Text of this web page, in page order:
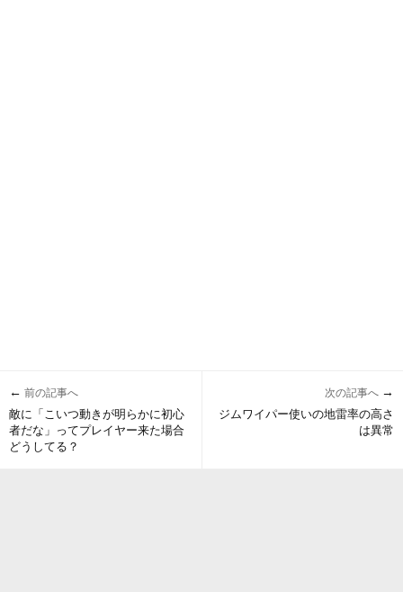
← 前の記事へ
敵に「こいつ動きが明らかに初心
者だな」ってプレイヤー来た場合
どうしてる？
次の記事へ →
ジムワイパー使いの地雷率の高さ
は異常